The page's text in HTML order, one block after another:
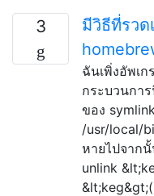
3
มีวิธีที่รวด
ฉันเพิ่งอัพเ
กระบวนกา
ของ
/usr/local/
หายไปจาก
unlink